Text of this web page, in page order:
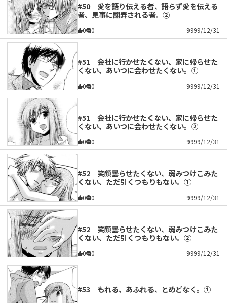
#50 愛を語り伝える者、語らず愛を伝える
者、見事に翻弄される者。②
0 0 9999/12/31
#51 会社に行かせたくない、家に帰らせた
くない、あいつに会わせたくない。①
0 0 9999/12/31
#51 会社に行かせたくない、家に帰らせた
くない、あいつに会わせたくない。②
0 0 9999/12/31
#52 笑顔曇らせたくない、弱みつけこみた
くない、ただ引くつもりもない。①
0 0 9999/12/31
#52 笑顔曇らせたくない、弱みつけこみた
くない、ただ引くつもりもない。②
0 0 9999/12/31
#53 もれる、あふれる、とめどなく。①